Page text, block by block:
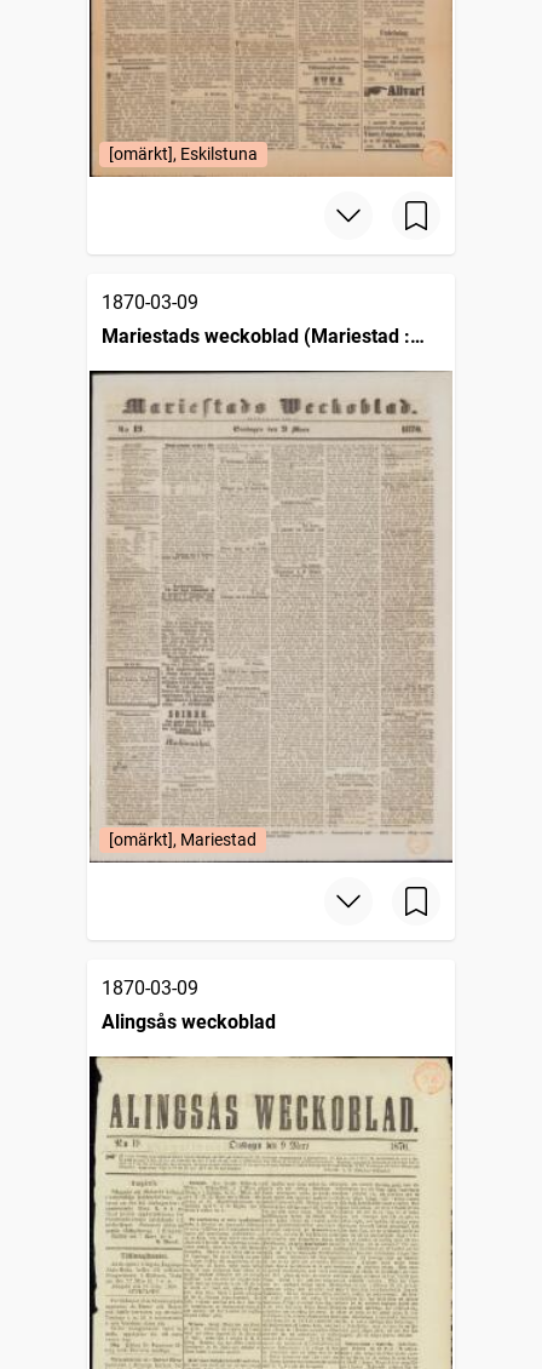
[omärkt], Eskilstuna
1870-03-09
Mariestads weckoblad (Mariestad :
[omärkt], Mariestad
1870-03-09
Alingsås weckoblad